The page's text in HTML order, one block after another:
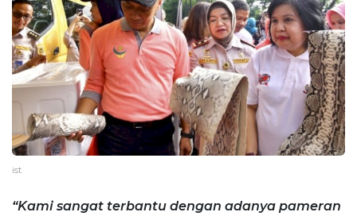
ist
“Kami sangat terbantu dengan adanya pameran